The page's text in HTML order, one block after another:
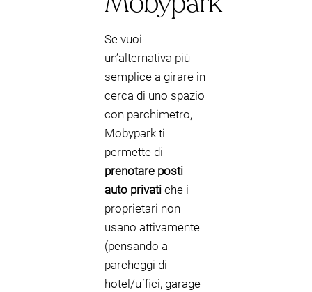
Se vuoi
un’alternativa più
semplice a girare in
cerca di uno spazio
con parchimetro,
Mobypark ti
permette di
prenotare posti
auto privati che i
proprietari non
usano attivamente
(pensando a
parcheggi di
hotel/uffici, garage